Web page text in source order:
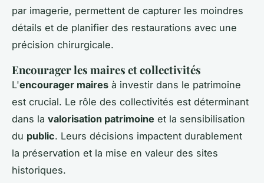
par imagerie, permettent de capturer les moindres
détails et de planifier des restaurations avec une
précision chirurgicale.
Encourager les maires et collectivités
L'encourager maires à investir dans le patrimoine
est crucial. Le rôle des collectivités est déterminant
dans la valorisation patrimoine et la sensibilisation
du public. Leurs décisions impactent durablement
la préservation et la mise en valeur des sites
historiques.